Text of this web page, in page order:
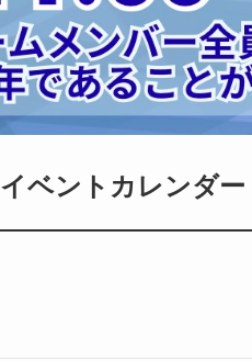
イベントカレンダー